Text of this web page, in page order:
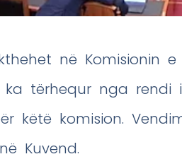
në Komisionin e
ka tërhequr nga
këtë komision.
Kuvend.